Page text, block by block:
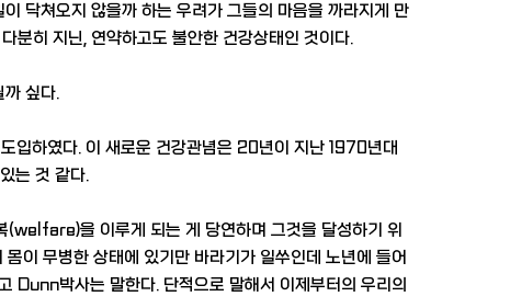
닥쳐오지 않을까 하는 우려가 그들의 마음을 까라지게 만
분히 지닌, 연약하고도 불안한 건강상태인 것이다.
싶다.
하였다. 이 새로운 건강관념은 20년이 지난 1970년대
는 것 같다.
을 이루게 되는 게 당연하며 그것을 달성하기 위
이 무병한 상태에 있기만 바라기가 일쑤인데 노년에 들어
Dunn박사는 말한다. 단적으로 말해서 이제부터의 우리의